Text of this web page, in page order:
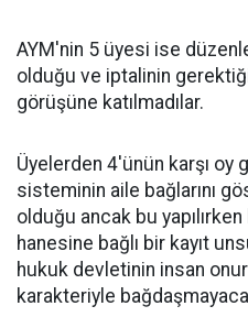
AYM'nin 5 üyesi ise
olduğu ve iptalinin
görüşüne katılmadılar.
Üyelerden 4'ünün karşı oy
sisteminin aile bağlarını
olduğu ancak bu yapılırken
hanesine bağlı bir kayıt
hukuk devletinin insan
karakteriyle